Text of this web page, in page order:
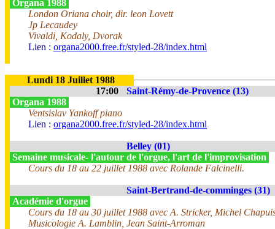
Organa 1988
London Oriana choir, dir. leon Lovett
Jp Lecaudey
Vivaldi, Kodaly, Dvorak
Lien : organa2000.free.fr/styled-28/index.html
Lundi 18 Juillet 1988
17:00
Saint-Rémy-de-Provence (13)
Organa 1988
Ventsislav Yankoff piano
Lien : organa2000.free.fr/styled-28/index.html
Belley (01)
Semaine musicale- l'autour de l'orgue, l'art de l'improvisation
Cours du 18 au 22 juillet 1988 avec Rolande Falcinelli.
Saint-Bertrand-de-comminges (31)
Académie d'orgue
Cours du 18 au 30 juillet 1988 avec A. Stricker, Michel
Musicologie A. Lamblin, Jean Saint-Arroman